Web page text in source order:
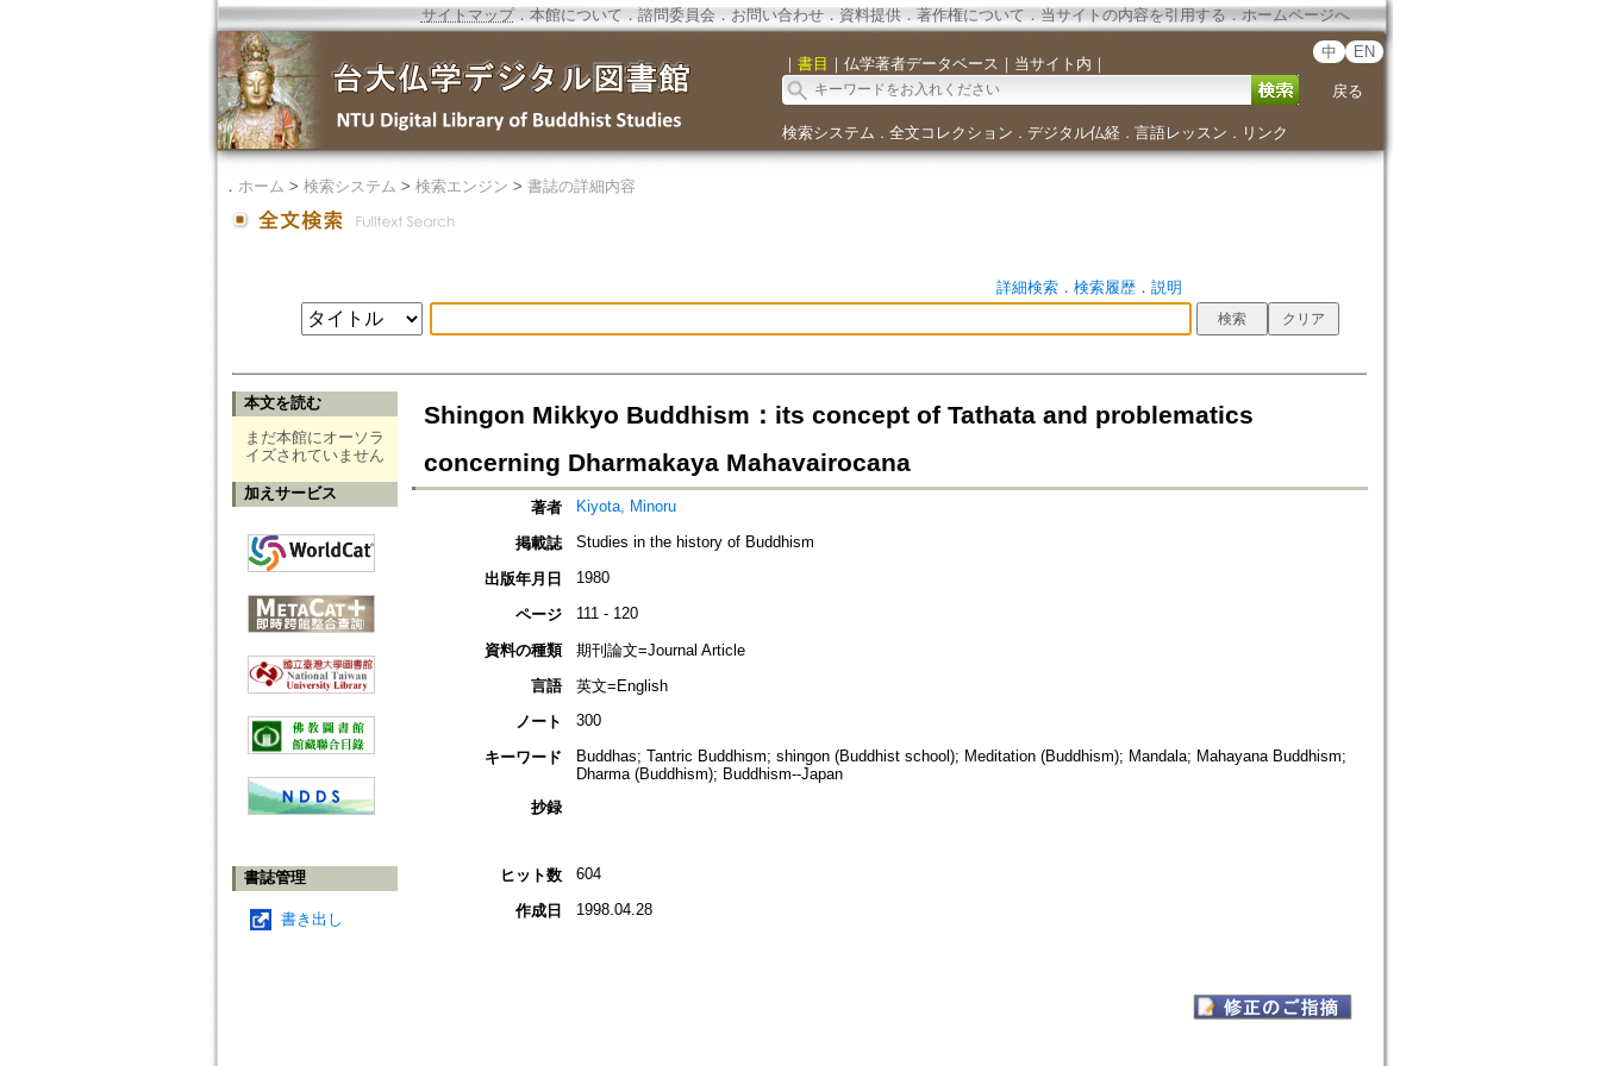
サイトマップ．本館について ． 諮問委員会． お問い合わせ． 資料提供． 著作権について．当サイトの内容を引用する ． ホームページへ
｜ 書目 ｜ 仏学著者データベース ｜ 当サイト内 ｜
中 EN
戻る
検索システム ． 全文コレクション ． デジタル仏経． 言語レッスン ． リンク
． ホーム > 検索システム > 検索エンジン > 書誌の詳細内容
詳細検索． 検索履歴． 説明
本文を読む
まだ本館にオーソラ
イズされていません
加えサービス
書誌管理
書き出し
Shingon Mikkyo Buddhism：its concept of Tathata and problematics
concerning Dharmakaya Mahavairocana
著者 Kiyota, Minoru
掲載誌 Studies in the history of Buddhism
出版年月日 1980
ページ 111 - 120
資料の種類
期刊論文=Journal Article
言語
英文=English
ノート
300
キーワード
Buddhas; Tantric Buddhism; shingon (Buddhist school); Meditation (Buddhism); Mandala; Mahayana Buddhism;
Dharma (Buddhism); Buddhism--Japan
抄録
ヒット数 604
作成日 1998.04.28